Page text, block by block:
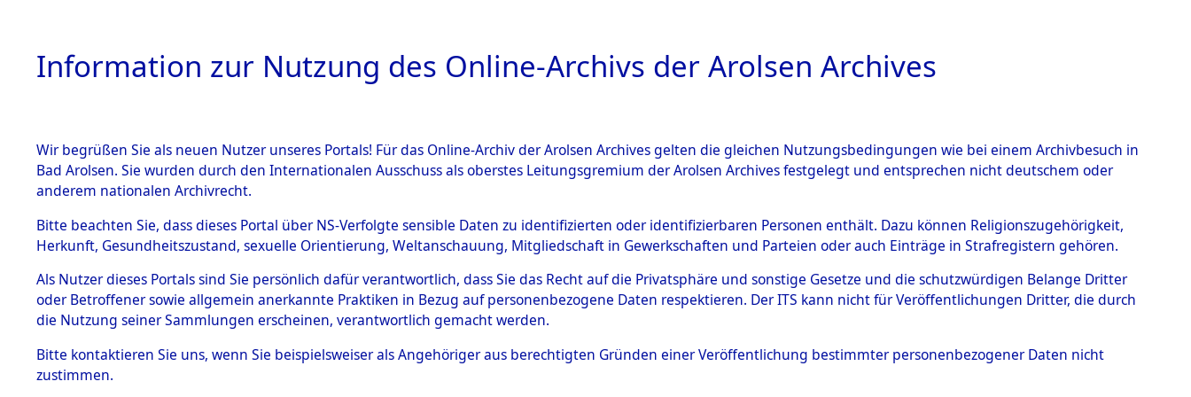
HOME BESTANDSBESCHREIBUNG ARCHIVALE ÜBERSICHT BILD
BESTÄNDE
Inhaftierungsdoku
mente
5. Verschiedenes
Todesmärsche
5.3.1 Alliierte
Ermittlungen zu den Orten Kemnath - Muschenried.→0002
(84604327)→0118 (84604445)
0118 (84604445)
Information zur Nutzung des Online-Archivs der Arolsen Archives
Wir begrüßen Sie als neuen Nutzer unseres Portals! Für das Online-Archiv der Arolsen Archives gelten die gleichen Nutzungsbedingungen wie bei einem Archivbesuch in
Bad Arolsen. Sie wurden durch den Internationalen Ausschuss als oberstes Leitungsgremium der Arolsen Archives festgelegt und entsprechen nicht deutschem oder
anderem nationalen Archivrecht.
Bitte beachten Sie, dass dieses Portal über NS-Verfolgte sensible Daten zu identifizierten oder identifizierbaren Personen enthält. Dazu können Religionszugehörigkeit,
Herkunft, Gesundheitszustand, sexuelle Orientierung, Weltanschauung, Mitgliedschaft in Gewerkschaften und Parteien oder auch Einträge in Strafregistern gehören.
Als Nutzer dieses Portals sind Sie persönlich dafür verantwortlich, dass Sie das Recht auf die Privatsphäre und sonstige Gesetze und die schutzwürdigen Belange Dritter
oder Betroffener sowie allgemein anerkannte Praktiken in Bezug auf personenbezogene Daten respektieren. Der ITS kann nicht für Veröffentlichungen Dritter, die durch
die Nutzung seiner Sammlungen erscheinen, verantwortlich gemacht werden.
Bitte kontaktieren Sie uns, wenn Sie beispielsweiser als Angehöriger aus berechtigten Gründen einer Veröffentlichung bestimmter personenbezogener Daten nicht
zustimmen.